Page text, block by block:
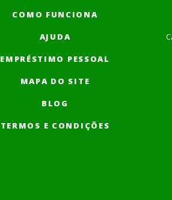
COMO FUNCIONA
AJUDA
EMPRÉSTIMO PESSOAL
MAPA DO SITE
BLOG
TERMOS E CONDIÇÕES